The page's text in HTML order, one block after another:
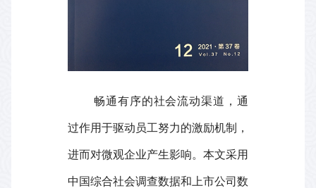
畅通有序的社会流动渠道，通
过作用于驱动员工努力的激励机制，
进而对微观企业产生影响。本文采用
中国综合社会调查数据和上市公司数